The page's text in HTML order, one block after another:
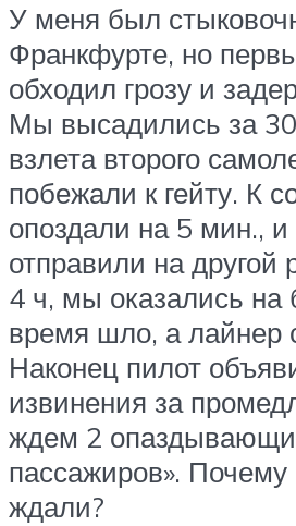
У меня был
Франкфурте, но
обходил грозу и
Мы высадились за
взлета второго
побежали к гейту. К
опоздали на 5 мин., и
отправили на другой
4 ч, мы оказались на
время шло, а лайнер
Наконец пилот
извинения за
ждем 2
пассажиров». Почему
ждали?